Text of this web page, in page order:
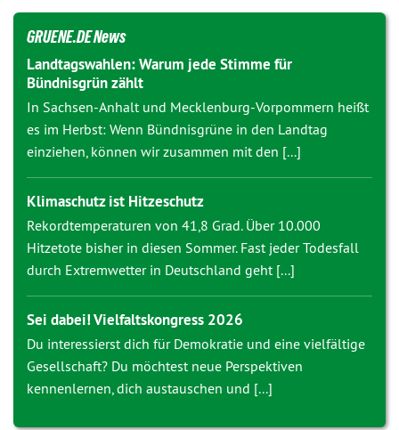
GRUENE.DE News
Landtagswahlen: Warum jede Stimme für
Bündnisgrün zählt
In Sachsen-Anhalt und Mecklenburg-Vorpommern heißt
es im Herbst: Wenn Bündnisgrüne in den Landtag
einziehen, können wir zusammen mit den [...]
Klimaschutz ist Hitzeschutz
Rekordtemperaturen von 41,8 Grad. Über 10.000
Hitzetote bisher in diesen Sommer. Fast jeder Todesfall
durch Extremwetter in Deutschland geht [...]
Sei dabei! Vielfaltskongress 2026
Du interessierst dich für Demokratie und eine vielfältige
Gesellschaft? Du möchtest neue Perspektiven
kennenlernen, dich austauschen und [...]